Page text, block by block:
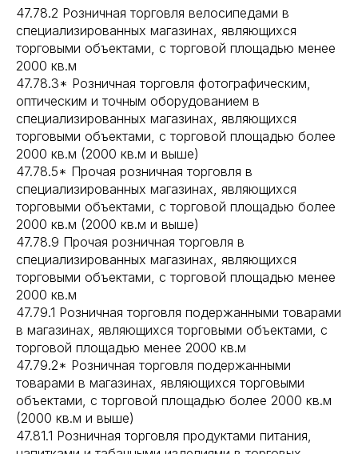
47.78.2 Розничная торговля велосипедами в
специализированных магазинах, являющихся
торговыми объектами, с торговой площадью менее
2000 кв.м
47.78.3* Розничная торговля фотографическим,
оптическим и точным оборудованием в
специализированных магазинах, являющихся
торговыми объектами, с торговой площадью более
2000 кв.м (2000 кв.м и выше)
47.78.5* Прочая розничная торговля в
специализированных магазинах, являющихся
торговыми объектами, с торговой площадью более
2000 кв.м (2000 кв.м и выше)
47.78.9 Прочая розничная торговля в
специализированных магазинах, являющихся
торговыми объектами, с торговой площадью менее
2000 кв.м
47.79.1 Розничная торговля подержанными товарами
в магазинах, являющихся торговыми объектами, с
торговой площадью менее 2000 кв.м
47.79.2* Розничная торговля подержанными
товарами в магазинах, являющихся торговыми
объектами, с торговой площадью более 2000 кв.м
(2000 кв.м и выше)
47.81.1 Розничная торговля продуктами питания,